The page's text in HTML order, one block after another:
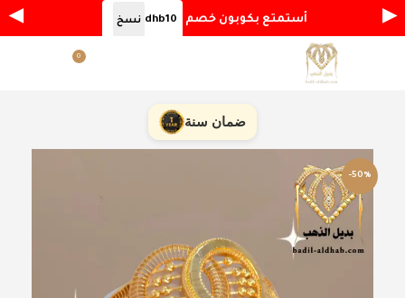
0
ضمان سنة
-50%
◀ أستمتع بكوبون خصم dhb10 نسخ ▶